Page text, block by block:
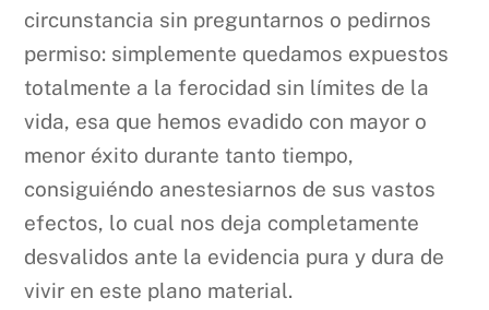
circunstancia sin preguntarnos o pedirnos
permiso: simplemente quedamos expuestos
totalmente a la ferocidad sin límites de la
vida, esa que hemos evadido con mayor o
menor éxito durante tanto tiempo,
consiguiéndo anestesiarnos de sus vastos
efectos, lo cual nos deja completamente
desvalidos ante la evidencia pura y dura de
vivir en este plano material.